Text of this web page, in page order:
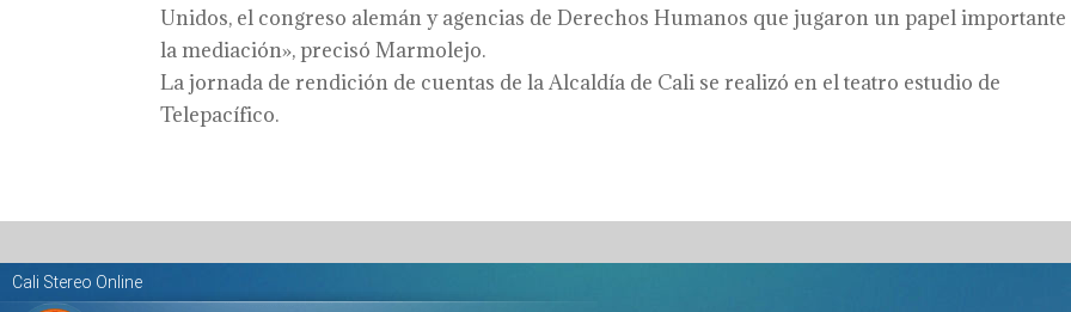
Unidos, el congreso alemán y agencias de Derechos Humanos que jugaron un papel importante
la mediación», precisó Marmolejo.
La jornada de rendición de cuentas de la Alcaldía de Cali se realizó en el teatro estudio de
Telepacífico.